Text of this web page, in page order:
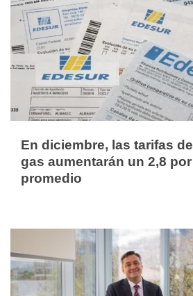
En diciembre, las tarifas
gas aumentarán un 2,8
promedio